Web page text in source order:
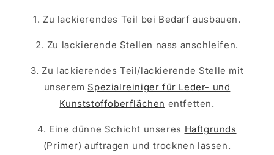
1. Zu lackierendes Teil bei Bedarf ausbauen.
2. Zu lackierende Stellen nass anschleifen.
3. Zu lackierendes Teil/lackierende Stelle mit
unserem Spezialreiniger für Leder- und
Kunststoffoberflächen entfetten.
4. Eine dünne Schicht unseres Haftgrunds
(Primer) auftragen und trocknen lassen.